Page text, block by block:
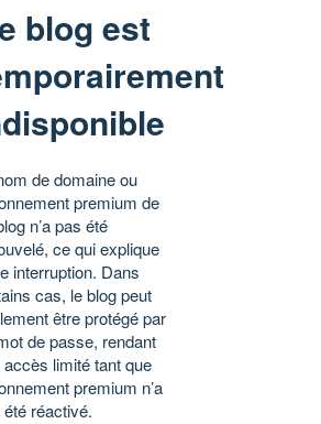
blog est
de domaine ou
premium de
n’a pas été
ce qui explique
interruption. Dans
cas, le blog peut
être protégé par
de passe, rendant
limité tant que
premium n’a
réactivé.